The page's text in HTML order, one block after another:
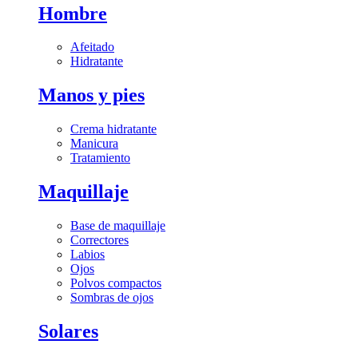
Hombre
Afeitado
Hidratante
Manos y pies
Crema hidratante
Manicura
Tratamiento
Maquillaje
Base de maquillaje
Correctores
Labios
Ojos
Polvos compactos
Sombras de ojos
Solares